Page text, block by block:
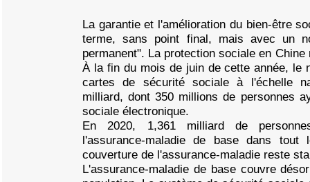
La garantie et l'amélioration du bien-être
terme, sans point final, mais avec un
permanent". La protection sociale en
À la fin du mois de juin de cette année, le
cartes de sécurité sociale à l'échelle
milliard, dont 350 millions de personnes
sociale électronique.
En 2020, 1,361 milliard de
l'assurance-maladie de base dans
couverture de l'assurance-maladie reste
L'assurance-maladie de base couvre